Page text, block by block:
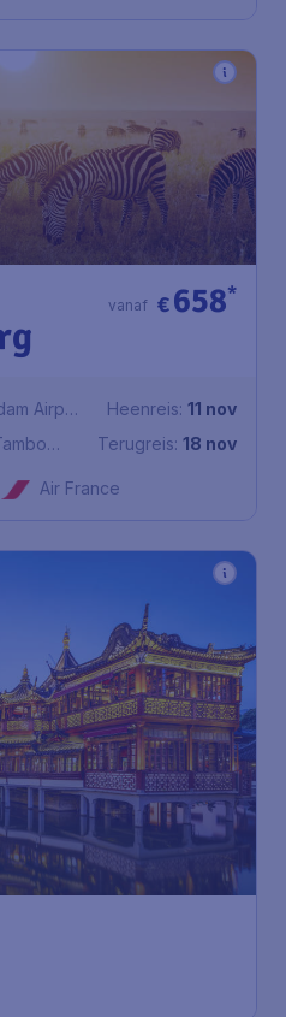
€658*
vanaf
Airport
Heenreis: 11 nov
Terugreis: 18 nov
Air France